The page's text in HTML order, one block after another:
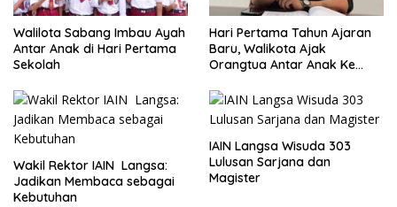
Walilota Sabang Imbau Ayah
Antar Anak di Hari Pertama
Sekolah
Hari Pertama Tahun Ajaran
Baru, Walikota Ajak
Orangtua Antar Anak Ke
Wakil Rektor IAIN Langsa:
Jadikan Membaca sebagai
Kebutuhan
IAIN Langsa Wisuda 303
Lulusan Sarjana dan
Magister